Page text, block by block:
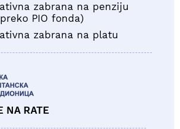
zabrana na penziju
PIO fonda)
zabrana na platu
NA RATE